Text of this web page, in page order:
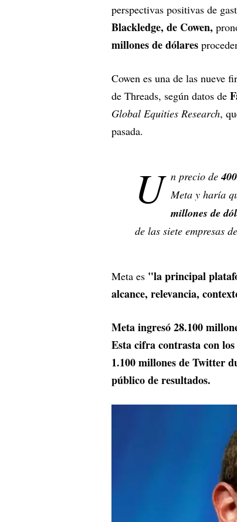
perspectivas positivas de
Blackledge, de Cowen,
millones de dólares
Cowen es una de las nueve
de Threads, según datos de
Global Equities Research,
pasada.
U n precio de
Meta y haría
millones de
de las siete empresas
Meta es "la principal
alcance, relevancia,
Meta ingresó 28.100
Esta cifra contrasta con
1.100 millones de Twitter
público de resultados.